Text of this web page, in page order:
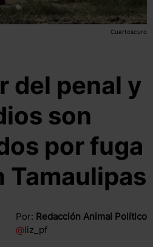
Cuartoscuro
del penal y
son
por fuga
Tamaulipas
Por: Redacción Animal Político
@liz_pf